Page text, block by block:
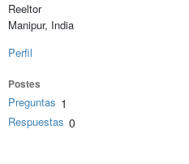
Reeltor
Manipur, India
Perfil
Postes
Preguntas 1
Respuestas 0